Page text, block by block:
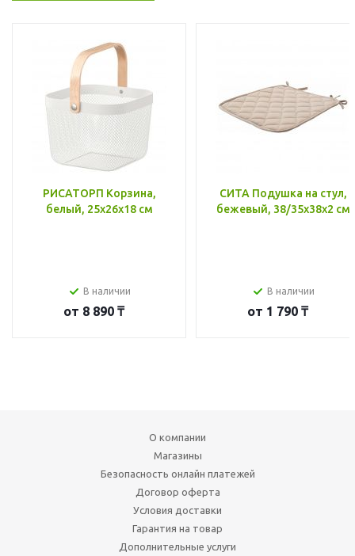
РИСАТОРП Корзина,
белый, 25x26x18 см
В наличии
от 8 890 ₸
СИТА Подушка на стул,
бежевый, 38/35x38x2 см
В наличии
от 1 790 ₸
О компании
Магазины
Безопасность онлайн платежей
Договор оферта
Условия доставки
Гарантия на товар
Дополнительные услуги